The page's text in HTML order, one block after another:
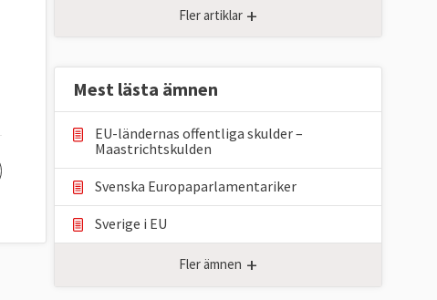
Fler artiklar +
Mest lästa ämnen
EU-ländernas offentliga skulder –
Maastrichtskulden
Svenska Europaparlamentariker
Sverige i EU
Fler ämnen +